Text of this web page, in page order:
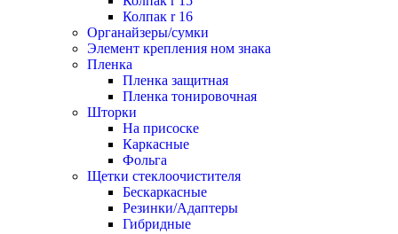
Колпак r 16
Органайзеры/сумки
Элемент крепления ном знака
Пленка
Пленка защитная
Пленка тонировочная
Шторки
На присоске
Каркасные
Фольга
Щетки стеклоочистителя
Бескаркасные
Резинки/Адаптеры
Гибридные